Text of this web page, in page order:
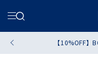
【10%OFF】